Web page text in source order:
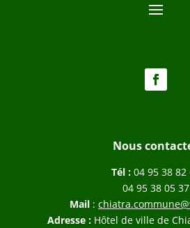
Nous
Tél : 04 95 38 82
04 95 38 05 37
Mail:
Adresse : Hôtel de ville de